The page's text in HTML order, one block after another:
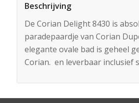
Beschrijving
De Corian Delight 8430 is
paradepaardje van Corian
elegante ovale bad is geheel
Corian. en leverbaar inclusief